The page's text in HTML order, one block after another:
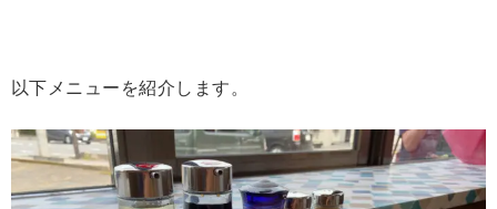
以下メニューを紹介します。